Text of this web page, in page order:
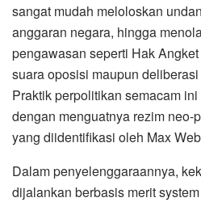
sangat mudah meloloskan
anggaran negara, hingga
pengawasan seperti Hak
suara oposisi maupun
Praktik perpolitikan semacam
dengan menguatnya rezim neo-
yang diidentifikasi oleh Max
Dalam penyelenggaraannya,
dijalankan berbasis merit